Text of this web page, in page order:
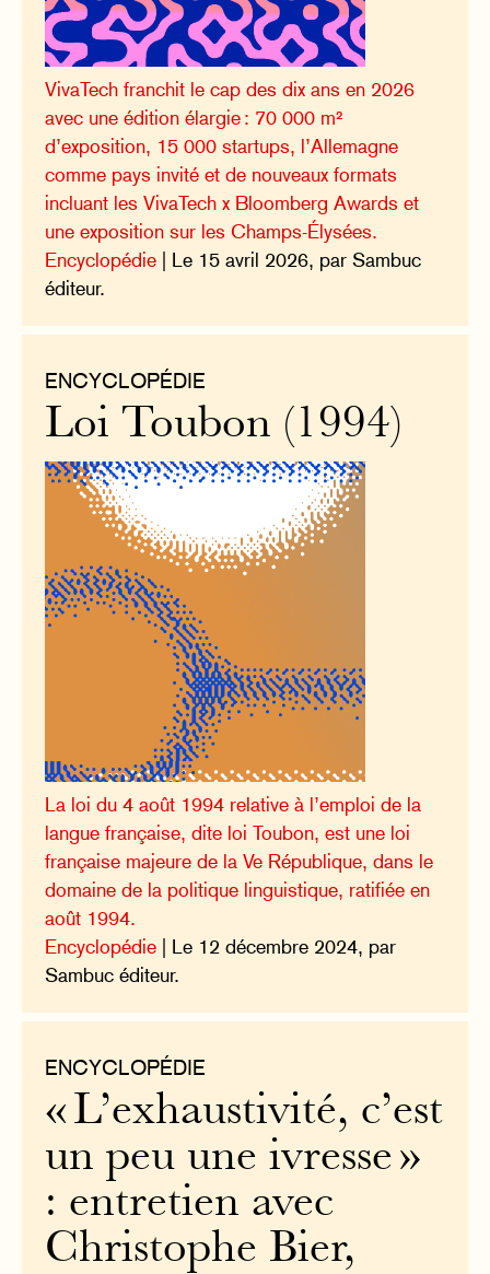
VivaTech franchit le cap des dix ans en 2026
avec une édition élargie : 70 000 m²
d’exposition, 15 000 startups, l’Allemagne
comme pays invité et de nouveaux formats
incluant les VivaTech x Bloomberg Awards et
une exposition sur les Champs-Élysées.
Encyclopédie | Le 15 avril 2026, par Sambuc
éditeur.
ENCYCLOPÉDIE
Loi Toubon (1994)
La loi du 4 août 1994 relative à l’emploi de la
langue française, dite loi Toubon, est une loi
française majeure de la Ve République, dans le
domaine de la politique linguistique, ratifiée en
août 1994.
Encyclopédie | Le 12 décembre 2024, par
Sambuc éditeur.
ENCYCLOPÉDIE
« L’exhaustivité, c’est
un peu une ivresse »
: entretien avec
Christophe Bier,